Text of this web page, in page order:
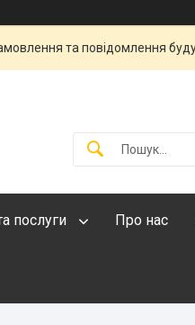
та повідомлення
послуги Про нас